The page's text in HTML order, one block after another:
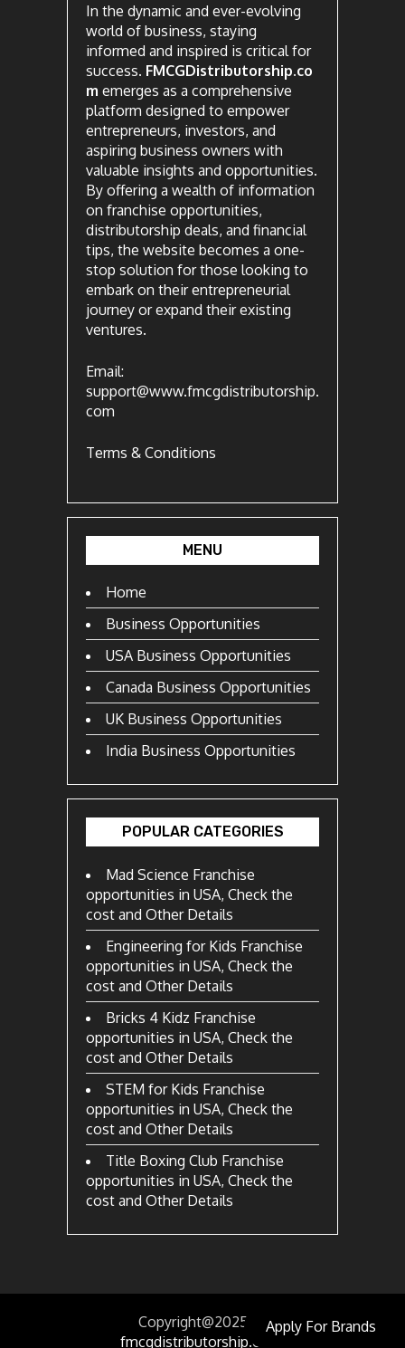
In the dynamic and ever-evolving
world of business, staying
informed and inspired is critical for
success. FMCGDistributorship.co
m emerges as a comprehensive
platform designed to empower
entrepreneurs, investors, and
aspiring business owners with
valuable insights and opportunities.
By offering a wealth of information
on franchise opportunities,
distributorship deals, and financial
tips, the website becomes a one-
stop solution for those looking to
embark on their entrepreneurial
journey or expand their existing
ventures.
Email:
support@www.fmcgdistributorship.
com
Terms & Conditions
MENU
Home
Business Opportunities
USA Business Opportunities
Canada Business Opportunities
UK Business Opportunities
India Business Opportunities
POPULAR CATEGORIES
Mad Science Franchise
opportunities in USA, Check the
cost and Other Details
Engineering for Kids Franchise
opportunities in USA, Check the
cost and Other Details
Bricks 4 Kidz Franchise
opportunities in USA, Check the
cost and Other Details
STEM for Kids Franchise
opportunities in USA, Check the
cost and Other Details
Title Boxing Club Franchise
opportunities in USA, Check the
cost and Other Details
Copyright@2025
fmcgdistributorship.com.
Apply For Brands